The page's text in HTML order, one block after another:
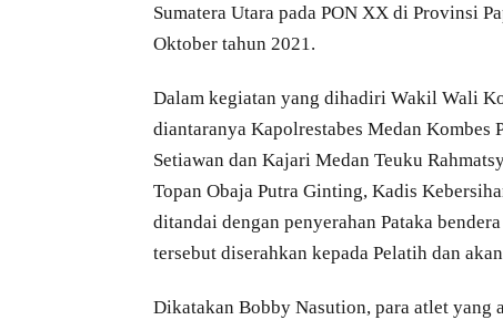
Sumatera Utara pada PON XX di Provinsi
Oktober tahun 2021.
Dalam kegiatan yang dihadiri Wakil Wali
diantaranya Kapolrestabes Medan
Setiawan dan Kajari Medan Teuku
Topan Obaja Putra Ginting, Kadis
ditandai dengan penyerahan Pataka
tersebut diserahkan kepada Pelatih dan
Dikatakan Bobby Nasution, para atlet yang